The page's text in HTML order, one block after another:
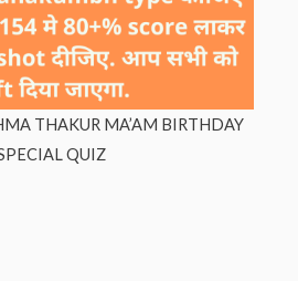
THAKUR MA’AM BIRTHDAY
QUIZ